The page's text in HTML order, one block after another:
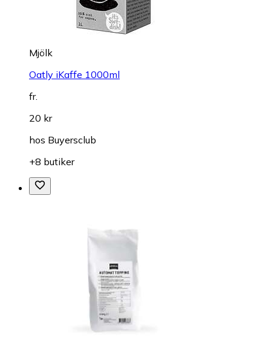
Mjölk
Oatly iKaffe 1000ml
fr.
20 kr
hos Buyersclub
+8 butiker